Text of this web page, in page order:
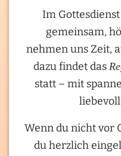
Im
gemeinsam,
nehmen uns Zeit,
dazu findet das
statt – mit
Wenn du nicht vor
du herzlich